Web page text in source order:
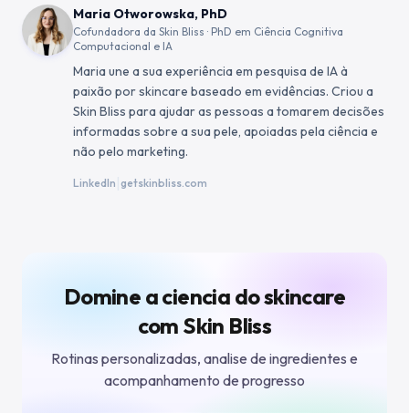
Maria Otworowska, PhD
Cofundadora da Skin Bliss · PhD em Ciência Cognitiva
Computacional e IA
Maria une a sua experiência em pesquisa de IA à
paixão por skincare baseado em evidências. Criou a
Skin Bliss para ajudar as pessoas a tomarem decisões
informadas sobre a sua pele, apoiadas pela ciência e
não pelo marketing.
LinkedIn getskinbliss.com
Domine a ciencia do skincare
com Skin Bliss
Rotinas personalizadas, analise de ingredientes e
acompanhamento de progresso